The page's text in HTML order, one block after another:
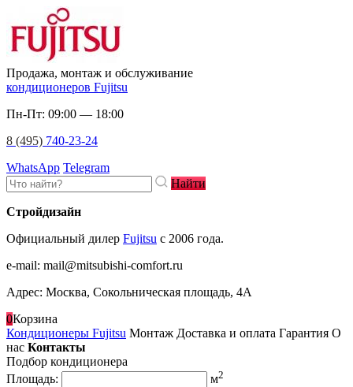
Продажа, монтаж и обслуживание
кондиционеров Fujitsu
Пн-Пт: 09:00 — 18:00
8 (495) 740-23-24
WhatsApp Telegram
Найти
Стройдизайн
Официальный дилер Fujitsu c 2006 года.
e-mail: mail@mitsubishi-comfort.ru
Адрес: Москва, Сокольническая площадь, 4А
0Корзина
Кондиционеры Fujitsu Монтаж Доставка и оплата Гарантия О
нас Контакты
Подбор кондиционера
Площадь:
м2